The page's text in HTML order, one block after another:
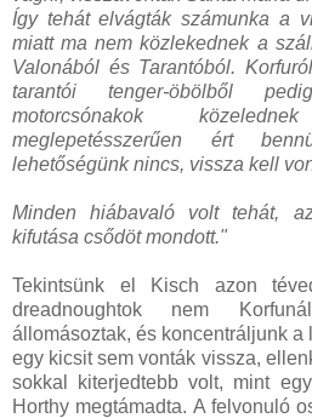
Így tehát elvágták számunka a
miatt ma nem közlekednek a
Valonából és Tarantóból.
tarantói tenger-öbölből
motorcsónakok
meglepetésszerűen ért
lehetőségünk nincs, vissza kell
Minden hiábavaló volt tehát,
kifutása csődöt mondott."
Tekintsünk el Kisch azon
dreadnoughtok nem
állomásoztak, és koncentráljunk a
egy kicsit sem vonták vissza,
sokkal kiterjedtebb volt, mint
Horthy megtámadta. A felvonuló